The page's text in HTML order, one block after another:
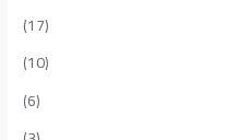
(17)
(10)
(6)